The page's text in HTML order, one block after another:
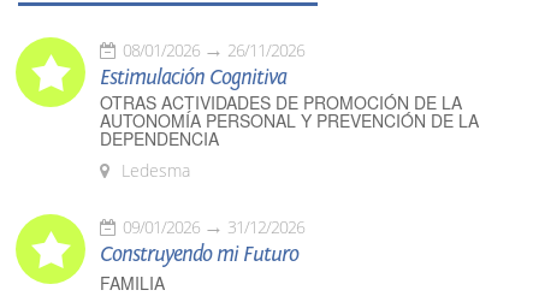
08/01/2026 26/11/2026
Estimulación Cognitiva
OTRAS ACTIVIDADES DE PROMOCIÓN DE LA
AUTONOMÍA PERSONAL Y PREVENCIÓN DE LA
DEPENDENCIA
Ledesma
09/01/2026 31/12/2026
Construyendo mi Futuro
FAMILIA